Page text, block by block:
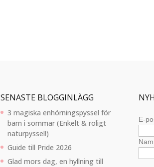
SENASTE BLOGGINLÄGG
3 magiska enhörningspyssel för
barn i sommar (Enkelt & roligt
naturpyssel!)
Guide till Pride 2026
Glad mors dag, en hyllning till
E-